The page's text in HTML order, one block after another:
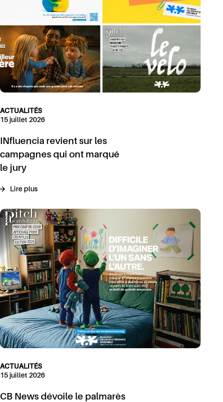
ACTUALITÉS
15 juillet 2026
INfluencia revient sur les
campagnes qui ont marqué
le jury
Lire plus
ACTUALITÉS
15 juillet 2026
CB News dévoile le palmarès